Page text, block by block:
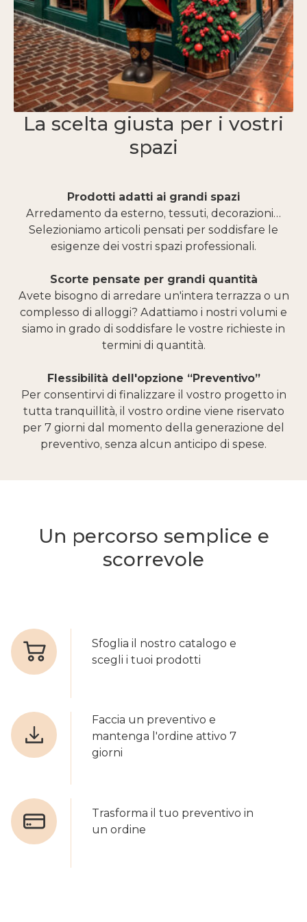
La scelta giusta per i vostri
spazi
Prodotti adatti ai grandi spazi
Arredamento da esterno, tessuti, decorazioni…
Selezioniamo articoli pensati per soddisfare le
esigenze dei vostri spazi professionali.
Scorte pensate per grandi quantità
Avete bisogno di arredare un'intera terrazza o un
complesso di alloggi? Adattiamo i nostri volumi e
siamo in grado di soddisfare le vostre richieste in
termini di quantità.
Flessibilità dell'opzione “Preventivo”
Per consentirvi di finalizzare il vostro progetto in
tutta tranquillità, il vostro ordine viene riservato
per 7 giorni dal momento della generazione del
preventivo, senza alcun anticipo di spese.
Un percorso semplice e
scorrevole
Sfoglia il nostro catalogo e
scegli i tuoi prodotti
Faccia un preventivo e
mantenga l'ordine attivo 7
giorni
Trasforma il tuo preventivo in
un ordine